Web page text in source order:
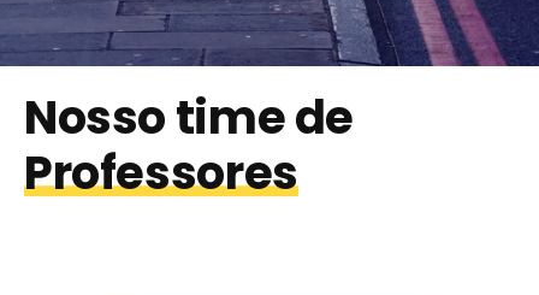
Nosso time de
Professores